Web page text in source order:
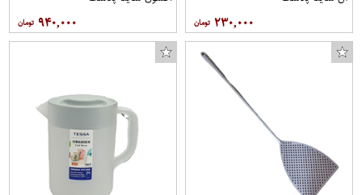
۲۳۰,۰۰۰ ۹۴۰,۰۰۰